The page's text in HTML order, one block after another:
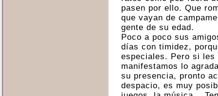
pasen por ello. Que
que vayan de
gente de su edad.
Poco a poco sus
días con timidez,
especiales. Pero si
manifestamos lo
su presencia, pronto
despacio, es muy